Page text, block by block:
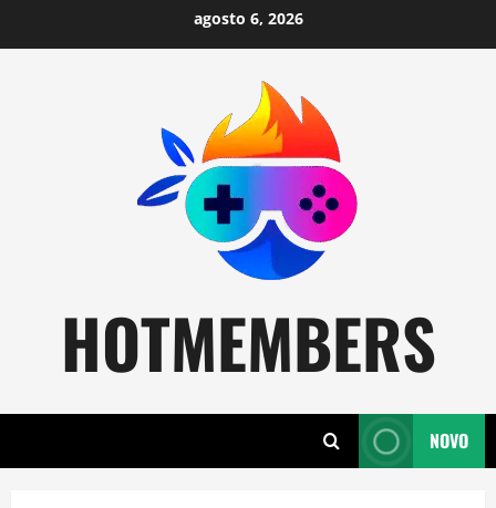
to
agosto 6, 2026
HOTMEMBERS
NOVO